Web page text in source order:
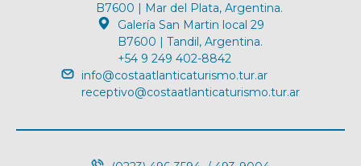
B7600 | Mar del Plata, Argentina.
Galería San Martin local 29
B7600 | Tandil, Argentina.
+54 9 249 402-8842
info@costaatlanticaturismo.tur.ar
receptivo@costaatlanticaturismo.tur.ar